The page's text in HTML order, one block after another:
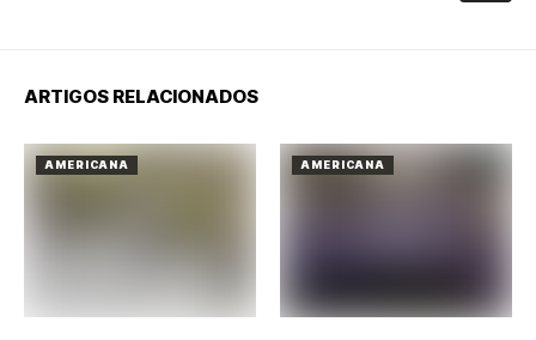
ARTIGOS RELACIONADOS
AMERICANA AMERICANA